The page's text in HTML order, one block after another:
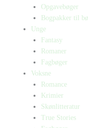
Opgavebøger
Bogpakker til
Unge
Fantasy
Romaner
Fagbøger
Voksne
Romance
Krimier
Skønlitteratur
True Stories